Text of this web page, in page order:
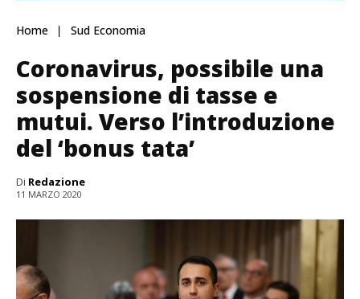
Home Sud Economia
Coronavirus, possibile una
sospensione di tasse e
mutui. Verso l’introduzione
del ‘bonus tata’
Di Redazione
11 MARZO 2020